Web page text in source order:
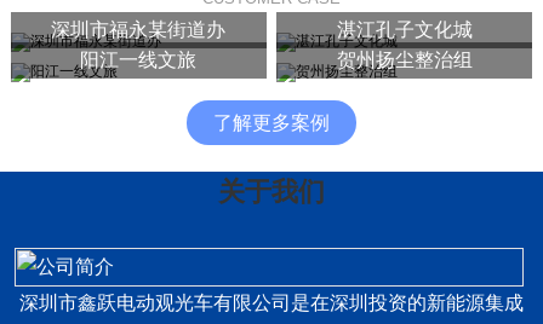
深圳市福永某街道办
湛江孔子文化城
阳江一线文旅
贺州扬尘整治组
了解更多案例
关于我们
深圳市鑫跃电动观光车有限公司是在深圳投资的新能源集成